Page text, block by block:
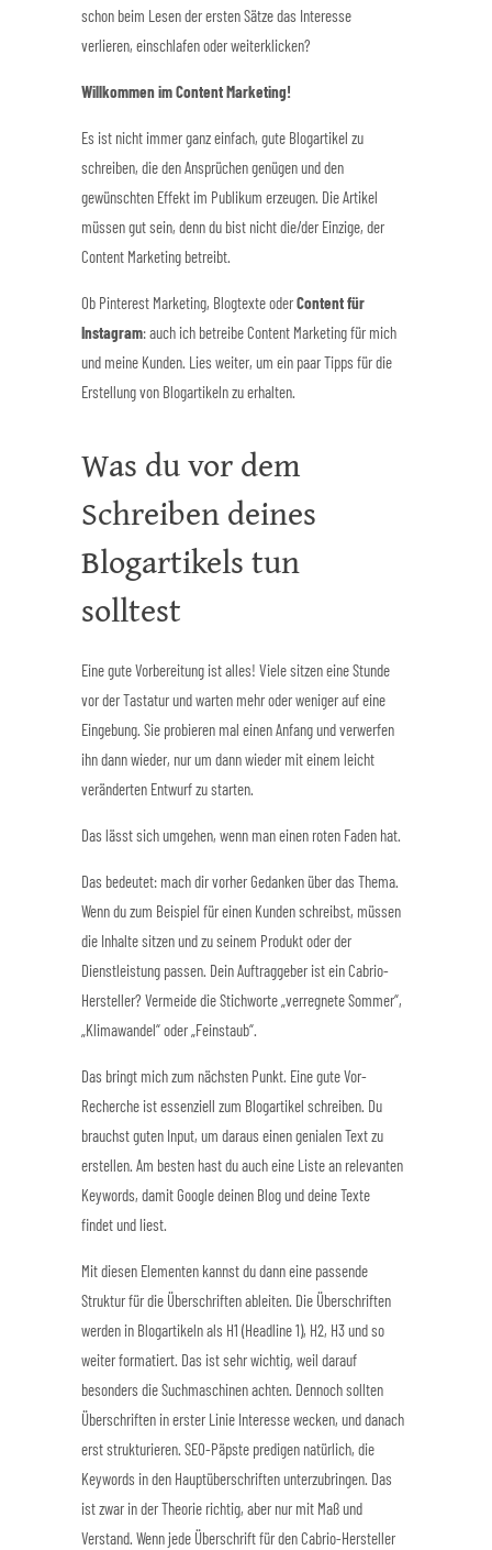
schon beim Lesen der ersten Sätze das Interesse
verlieren, einschlafen oder weiterklicken?
Willkommen im Content Marketing!
Es ist nicht immer ganz einfach, gute Blogartikel zu
schreiben, die den Ansprüchen genügen und den
gewünschten Effekt im Publikum erzeugen. Die Artikel
müssen gut sein, denn du bist nicht die/der Einzige, der
Content Marketing betreibt.
Ob Pinterest Marketing, Blogtexte oderContent für
Instagram: auch ich betreibe Content Marketing für mich
und meine Kunden. Lies weiter, um ein paar Tipps für die
Erstellung von Blogartikeln zu erhalten.
Was du vor dem
Schreiben deines
Blogartikels tun
solltest
Eine gute Vorbereitung ist alles! Viele sitzen eine Stunde
vor der Tastatur und warten mehr oder weniger auf eine
Eingebung. Sie probieren mal einen Anfang und verwerfen
ihn dann wieder, nur um dann wieder mit einem leicht
veränderten Entwurf zu starten.
Das lässt sich umgehen, wenn man einen roten Faden hat.
Das bedeutet: mach dir vorher Gedanken über das Thema.
Wenn du zum Beispiel für einen Kunden schreibst, müssen
die Inhalte sitzen und zu seinem Produkt oder der
Dienstleistung passen. Dein Auftraggeber ist ein Cabrio-
Hersteller? Vermeide die Stichworte „verregnete Sommer“,
„Klimawandel“ oder „Feinstaub“.
Das bringt mich zum nächsten Punkt. Eine gute Vor-
Recherche ist essenziell zum Blogartikel schreiben. Du
brauchst guten Input, um daraus einen genialen Text zu
erstellen. Am besten hast du auch eine Liste an relevanten
Keywords, damit Google deinen Blog und deine Texte
findet und liest.
Mit diesen Elementen kannst du dann eine passende
Struktur für die Überschriften ableiten. Die Überschriften
werden in Blogartikeln als H1 (Headline 1), H2, H3 und so
weiter formatiert. Das ist sehr wichtig, weil darauf
besonders die Suchmaschinen achten. Dennoch sollten
Überschriften in erster Linie Interesse wecken, und danach
erst strukturieren. SEO-Päpste predigen natürlich, die
Keywords in den Hauptüberschriften unterzubringen. Das
ist zwar in der Theorie richtig, aber nur mit Maß und
Verstand. Wenn jede Überschrift für den Cabrio-Hersteller